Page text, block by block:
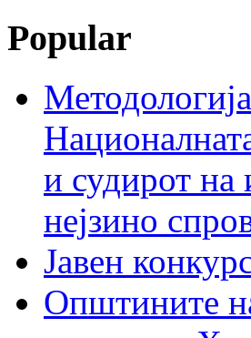
Popular
и судирот на
нејзино
Јавен
Општините